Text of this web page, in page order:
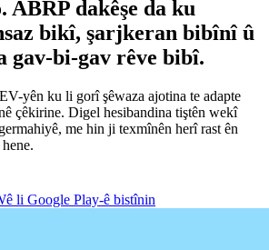
dakêşe da ku
bikî, şarjkeran bibînî û
gav-bi-gav rêve bibî.
yên ku li gorî şêwaza ajotina te adapte
çêkirine. Digel hesibandina tiştên wekî
me hin ji texmînên herî rast ên